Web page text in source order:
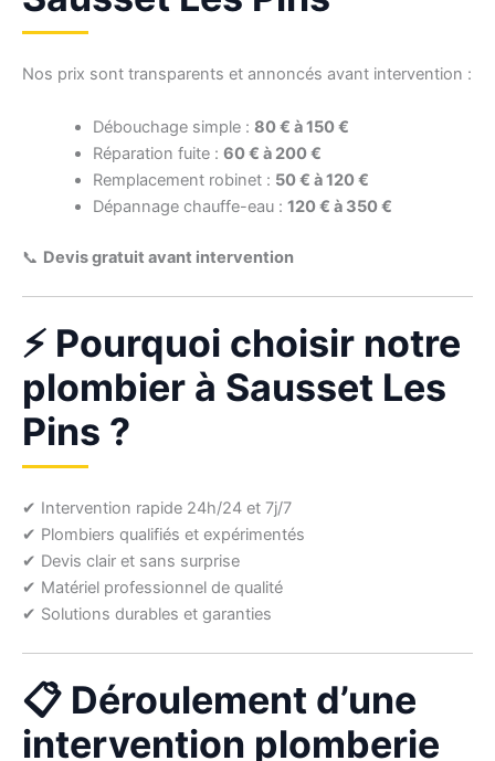
Nos prix sont transparents et annoncés avant intervention :
Débouchage simple : 80 € à 150 €
Réparation fuite : 60 € à 200 €
Remplacement robinet : 50 € à 120 €
Dépannage chauffe-eau : 120 € à 350 €
📞 Devis gratuit avant intervention
⚡ Pourquoi choisir notre
plombier à Sausset Les
Pins ?
✔ Intervention rapide 24h/24 et 7j/7
✔ Plombiers qualifiés et expérimentés
✔ Devis clair et sans surprise
✔ Matériel professionnel de qualité
✔ Solutions durables et garanties
📋 Déroulement d’une
intervention plomberie